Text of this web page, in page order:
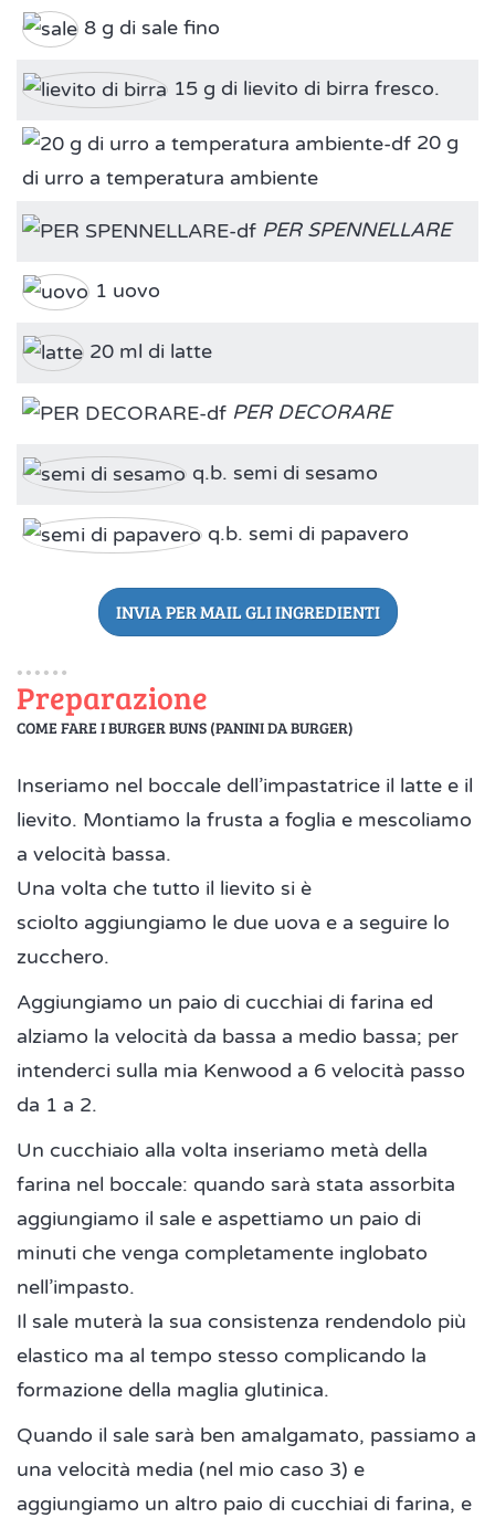
8 g di sale fino
15 g di lievito di birra fresco.
20 g
di urro a temperatura ambiente
PER SPENNELLARE
1 uovo
20 ml di latte
PER DECORARE
q.b. semi di sesamo
q.b. semi di papavero
INVIA PER MAIL GLI INGREDIENTI
Preparazione
COME FARE I BURGER BUNS (PANINI DA BURGER)
Inseriamo nel boccale dell’impastatrice il latte e il
lievito. Montiamo la frusta a foglia e mescoliamo
a velocità bassa.
Una volta che tutto il lievito si è
sciolto aggiungiamo le due uova e a seguire lo
zucchero.
Aggiungiamo un paio di cucchiai di farina ed
alziamo la velocità da bassa a medio bassa; per
intenderci sulla mia Kenwood a 6 velocità passo
da 1 a 2.
Un cucchiaio alla volta inseriamo metà della
farina nel boccale: quando sarà stata assorbita
aggiungiamo il sale e aspettiamo un paio di
minuti che venga completamente inglobato
nell’impasto.
Il sale muterà la sua consistenza rendendolo più
elastico ma al tempo stesso complicando la
formazione della maglia glutinica.
Quando il sale sarà ben amalgamato, passiamo a
una velocità media (nel mio caso 3) e
aggiungiamo un altro paio di cucchiai di farina, e